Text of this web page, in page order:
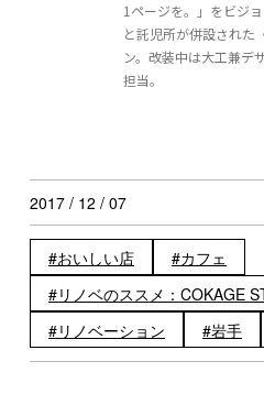
1ページを。」をビジ
と託児所が併設された
ン。改装中は大工兼デ
担当。
2017 / 12 / 07
おいしい店
カフェ
リノベのススメ：COKAGE
リノベーション
岩手